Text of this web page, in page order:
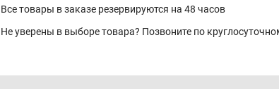
Все товары в заказе резервируются на 48 часов
Не уверены в выборе товара? Позвоните по